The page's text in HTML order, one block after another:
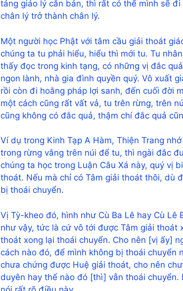
tảng giáo lý căn bản, thì rất có thể mình sẽ
chân lý trở thành chân lý.
Một người học Phật với tâm cầu giải thoát
chúng ta tu phải hiểu, hiểu thì mới tu. Tu
thấy đọc trong kinh tạng, có những vị đắc
ngon lành, nhà gia đình quyền quý. Vô xuất
rồi còn đi hoằng pháp lợi sanh, đến cuối đời
một cách cũng rất vất vả, tu trên rừng, trên
cũng không có đắc quả, thậm chí đắc quả
Ví dụ trong Kinh Tạp A Hàm, Thiện Trang
trong rừng vắng trên núi để tu, thì ngài đắc
chúng ta học trong Luận Câu Xá này, quý vị
thoát. Nếu mà chỉ có Tâm giải thoát thôi, dù
bị thoái chuyển.
Vị Tỳ-kheo đó, hình như Cù Ba Lê hay Cù Lê
như vậy, tức là cứ vô tới được Tâm giải thoát
thoát xong lại thoái chuyển. Cho nên [vị ấy]
cách nào đó, để mình không bị thoái chuyển
chưa chứng được Huệ giải thoát, cho nên
duyên hay thế nào đó [thì] vẫn thoái chuyển.